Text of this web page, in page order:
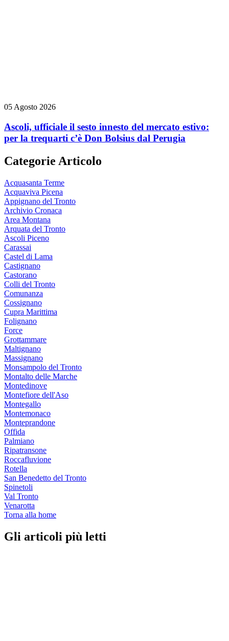
05 Agosto 2026
Ascoli, ufficiale il sesto innesto del mercato estivo:
per la trequarti c’è Don Bolsius dal Perugia
Categorie Articolo
Acquasanta Terme
Acquaviva Picena
Appignano del Tronto
Archivio Cronaca
Area Montana
Arquata del Tronto
Ascoli Piceno
Carassai
Castel di Lama
Castignano
Castorano
Colli del Tronto
Comunanza
Cossignano
Cupra Marittima
Folignano
Force
Grottammare
Maltignano
Massignano
Monsampolo del Tronto
Montalto delle Marche
Montedinove
Montefiore dell'Aso
Montegallo
Montemonaco
Monteprandone
Offida
Palmiano
Ripatransone
Roccafluvione
Rotella
San Benedetto del Tronto
Spinetoli
Val Tronto
Venarotta
Torna alla home
Gli articoli più letti